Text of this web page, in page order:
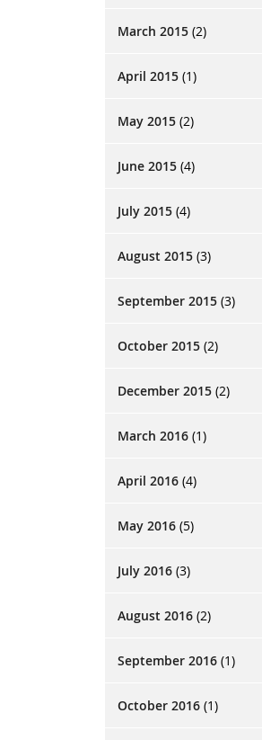
March 2015(2)
April 2015(1)
May 2015(2)
June 2015(4)
July 2015(4)
August 2015(3)
September 2015(3)
October 2015(2)
December 2015(2)
March 2016(1)
April 2016(4)
May 2016(5)
July 2016(3)
August 2016(2)
September 2016(1)
October 2016(1)